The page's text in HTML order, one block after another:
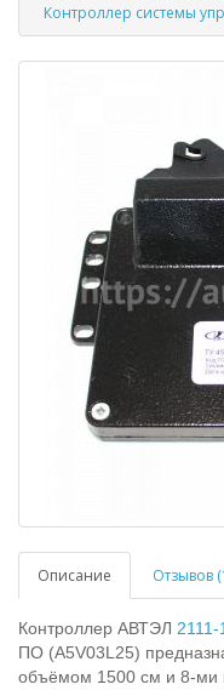
Контроллер системы
Описание Отзывов
Контроллер АВТЭЛ 2111-
ПО (A5V03L25)
объёмом 1500 см и 8-ми